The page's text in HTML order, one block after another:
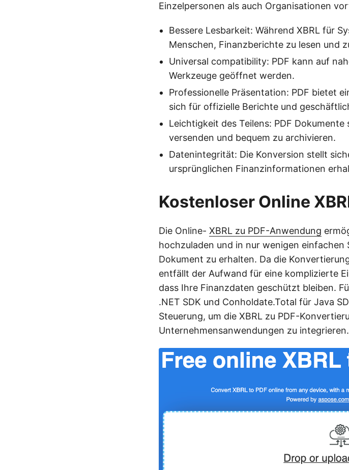
Einzelpersonen als auch Organisationen
Bessere Lesbarkeit: Während XBRL für
Menschen, Finanzberichte zu lesen und
Universal compatibility: PDF kann auf
Werkzeuge geöffnet werden.
Professionelle Präsentation: PDF bietet
sich für offizielle Berichte und
Leichtigkeit des Teilens: PDF
versenden und bequem zu archivieren.
Datenintegrität: Die Konversion stellt
ursprünglichen Finanzinformationen
Kostenloser Online
Die Online- XBRL zu PDF-Anwendung
hochzuladen und in nur wenigen einfachen
Dokument zu erhalten. Da die
entfällt der Aufwand für eine komplizierte
dass Ihre Finanzdaten geschützt bleiben.
.NET SDK und Conholdate.Total für Java
Steuerung, um die XBRL zu PDF-
Unternehmensanwendungen zu integrieren.